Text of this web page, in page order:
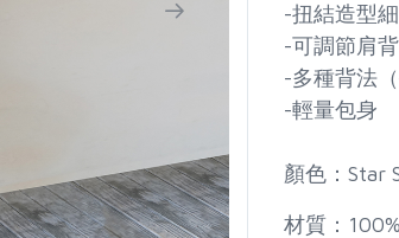
-扭結造型
-可調節肩
-多種背法
-輕量包身
顏色：Star
材質：